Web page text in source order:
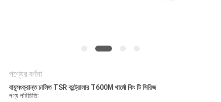
পণ্যের বর্ণনা
বায়ুসংক্রান্ত চালিত TSR কন্ট্রোলার T600M থার্মো কিং টি সিরিজ
পণ্য পরিচিতি: